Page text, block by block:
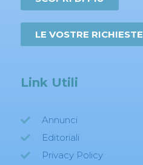
LE VOSTRE RICHIESTE
Link Utili
Annunci
Editoriali
Privacy Policy